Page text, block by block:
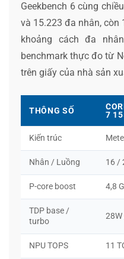
Geekbench 6 cùng
và 15.223 đa nhân, còn
khoảng cách đa
benchmark thực đo từ
trên giấy của nhà sản
THÔNG SỐ
7
Kiến trúc
Nhân / Luồng 16 /
P-core boost 4,8
TDP base /
turbo
NPU TOPS 11